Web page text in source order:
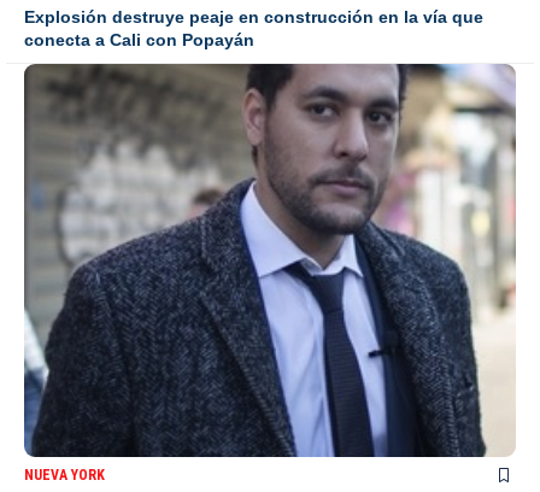
Explosión destruye peaje en construcción en la vía que
conecta a Cali con Popayán
NUEVA YORK